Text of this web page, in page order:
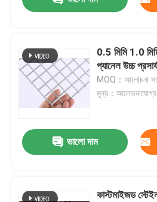
0.5 মিমি 1.0
প্যানেল উচ্চ
MOQ：আলোচনা
মূল্য：আলোচনাযোগ্য
ভালো দাম
কাস্টমাইজড